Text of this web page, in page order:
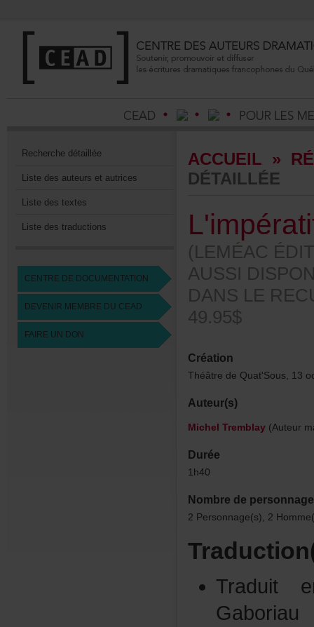
Recherchedétaillée
Listedesauteursetautrices
Listedestextes
Listedestraductions
CENTREDEDOCUMENTATION
DEVENIRMEMBREDUCEAD
FAIREUNDON
ACCUEIL »
DÉTAILLÉE
49.95$
Création
Auteur(s)
MichelTremblay
Durée
1h40